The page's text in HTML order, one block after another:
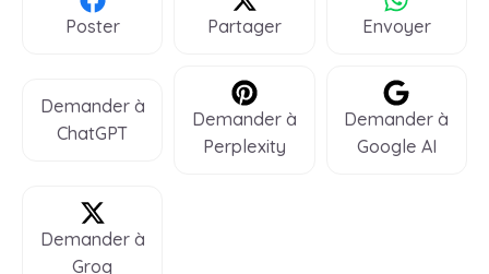
Poster Partager Envoyer
Demander à
ChatGPT
Demander à
Perplexity
Demander à
Google AI
Demander à
Groq